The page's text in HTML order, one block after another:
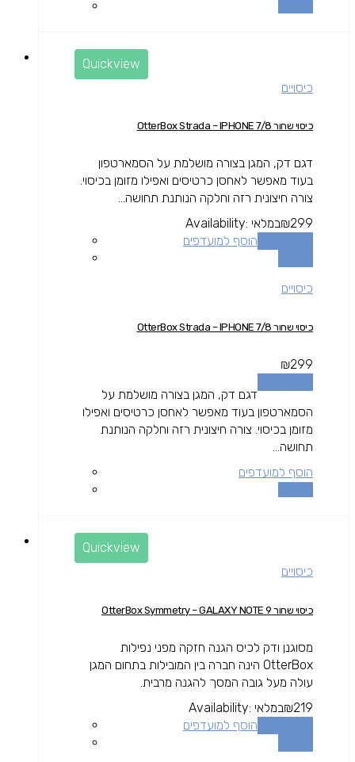
Quickview
כיסויים
כיסוי שחור OtterBox Strada – IPHONE 7/8
דגם דק, המגן בצורה מושלמת על הסמארטפון
בעוד מאפשר לאחסן כרטיסים ואפילו מזומן בכיסוי.
צורה חיצונית רזה וחלקה הנותנת תחושה...
₪299
Availability: במלאי
הוסף למועדפים
כיסויים
כיסוי שחור OtterBox Strada – IPHONE 7/8
₪299
דגם דק, המגן בצורה מושלמת על
הסמארטפון בעוד מאפשר לאחסן כרטיסים ואפילו
מזומן בכיסוי. צורה חיצונית רזה וחלקה הנותנת
תחושה...
הוסף למועדפים
Quickview
כיסויים
כיסוי שחור OtterBox Symmetry – GALAXY NOTE 9
מסוגנן ודק לכיס הגנה חזקה מפני נפילות
OtterBox הינה חברה בין המובילות בתחום המגן
עולה מעל גובה המסך להגנה מרבית.
₪219
Availability: במלאי
הוסף למועדפים